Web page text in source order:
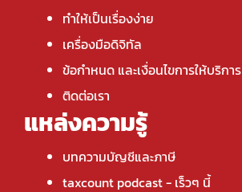
ทำให้เป็นเรื่องง่าย
เครื่องมือดิจิทัล
ข้อกำหนด และเงื่อนไขการให้บริการ
ติดต่อเรา
แหล่งความรู้
บทความบัญชีและภาษี
taxcount podcast- เร็วๆ นี้